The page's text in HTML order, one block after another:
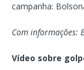
campanha:
Com informações:
Vídeo sobre